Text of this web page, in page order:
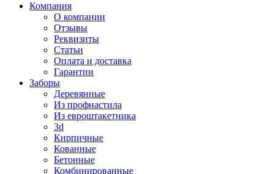
Компания
О компании
Отзывы
Реквизиты
Статьи
Оплата и доставка
Гарантии
Заборы
Деревянные
Из профнастила
Из евроштакетника
3d
Кирпичные
Кованные
Бетонные
Комбинированные